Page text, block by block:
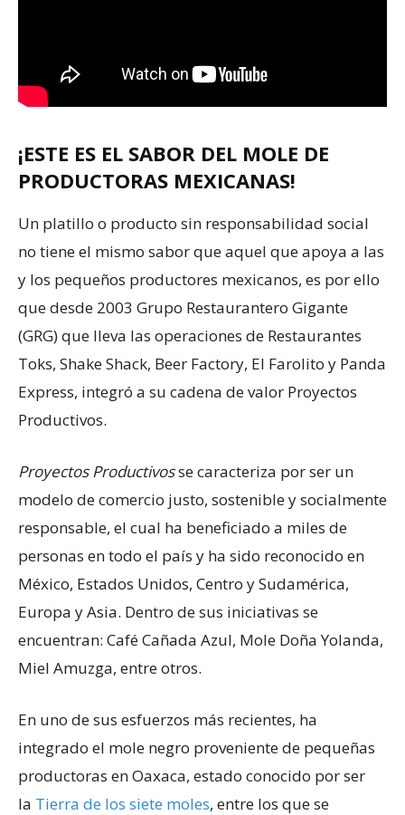
¡ESTE ES EL SABOR DEL MOLE DE
PRODUCTORAS MEXICANAS!
Un platillo o producto sin responsabilidad social
no tiene el mismo sabor que aquel que apoya a las
y los pequeños productores mexicanos, es por ello
que desde 2003 Grupo Restaurantero Gigante
(GRG) que lleva las operaciones de Restaurantes
Toks, Shake Shack, Beer Factory, El Farolito y Panda
Express, integró a su cadena de valor Proyectos
Productivos.
Proyectos Productivosse caracteriza por ser un
modelo de comercio justo, sostenible y socialmente
responsable, el cual ha beneficiado a miles de
personas en todo el país y ha sido reconocido en
México, Estados Unidos, Centro y Sudamérica,
Europa y Asia. Dentro de sus iniciativas se
encuentran: Café Cañada Azul, Mole Doña Yolanda,
Miel Amuzga, entre otros.
En uno de sus esfuerzos más recientes, ha
integrado el mole negro proveniente de pequeñas
productoras en Oaxaca, estado conocido por ser
la Tierra de los siete moles, entre los que se